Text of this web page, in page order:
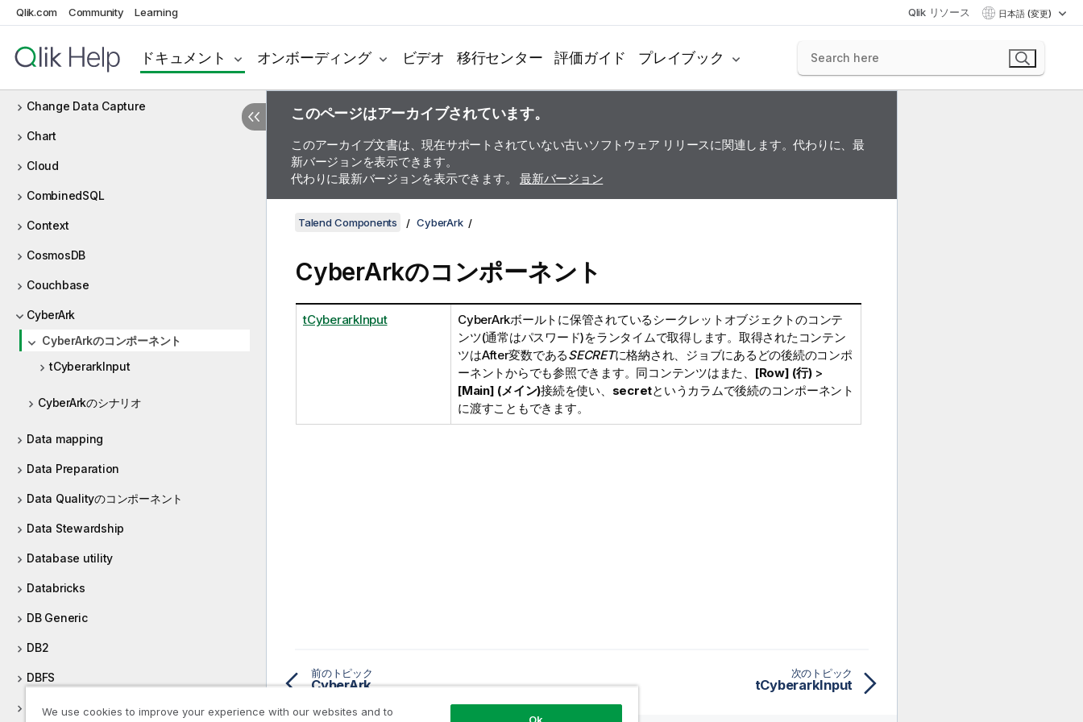
Qlik.com Community Learning Qlik リソース 日本語 (変更)
ドキュメント オンボーディング ビデオ 移行センター 評価ガイド プレイブック
Buffer
Business rules
Change Data Capture
Chart
Cloud
CombinedSQL
Context
CosmosDB
Couchbase
CyberArk
CyberArkのコンポーネント
tCyberarkInput
CyberArkのシナリオ
Data mapping
Data Preparation
Data Qualityのコンポーネント
Data Stewardship
Database utility
Databricks
DB Generic
DB2
DBFS
Defining Context Groups
このページはアーカイブされています。
このアーカイブ文書は、現在サポートされていない古いソフトウェア リリースに関連します。代わりに、最
新バージョンを表示できます。
代わりに最新バージョンを表示できます。 最新バージョン
Talend Components CyberArk
CyberArkのコンポーネント
tCyberarkInput
CyberArkボールトに保管されているシークレットオブジェクトのコンテ
ンツ(通常はパスワード)をランタイムで取得します。取得されたコンテン
ツはAfter変数であるSECRETに格納され、ジョブにあるどの後続のコンポ
ーネントからでも参照できます。同コンテンツはまた、 [Row] (行)>
[Main] (メイン)接続を使い、 secretというカラムで後続のコンポーネント
に渡すこともできます。
前のトピック
CyberArk
次のトピック
tCyberarkInput
We use cookies to improve your experience with our websites and to